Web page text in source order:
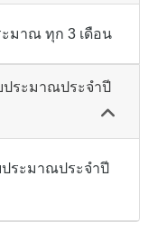
ะมาณ ทุก 3 เดือน
ประมาณประจำปี
ประมาณประจำปี